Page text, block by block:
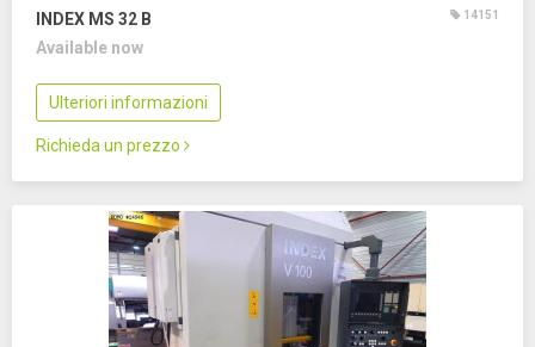
INDEX MS 32 B 14151
Available now
Ulteriori informazioni
Richieda un prezzo